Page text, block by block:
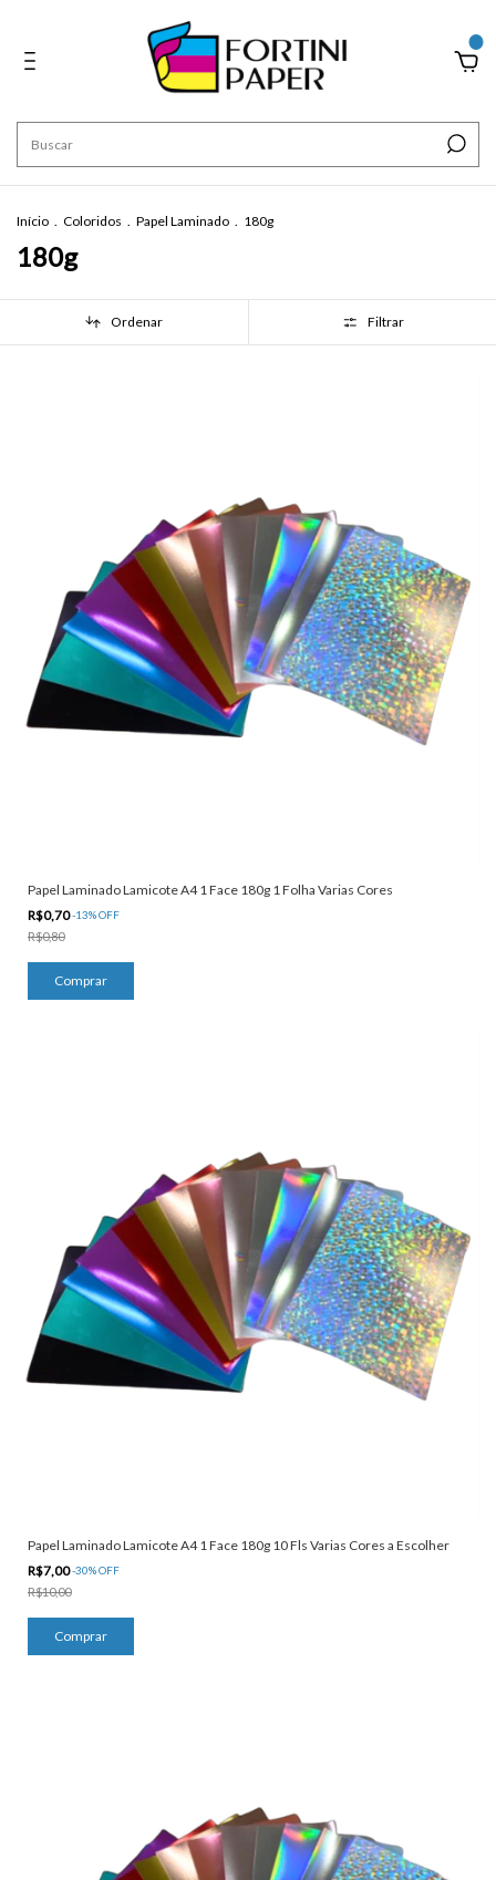
Início . Coloridos . Papel Laminado . 180g
180g
Ordenar Filtrar
Papel Laminado Lamicote A4 1 Face 180g 1 Folha Varias Cores
R$0,70-13%OFF
R$0,80
Comprar
Papel Laminado Lamicote A4 1 Face 180g 10 Fls Varias Cores a Escolher
R$7,00-30%OFF
R$10,00
Comprar